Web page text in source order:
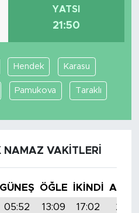
YATSI
21:50
Hendek Karasu
Pamukova Taraklı
VAKITLERI
GÜNEŞ ÖĞLE İKINDI
05:52 13:09 17:02
20:16